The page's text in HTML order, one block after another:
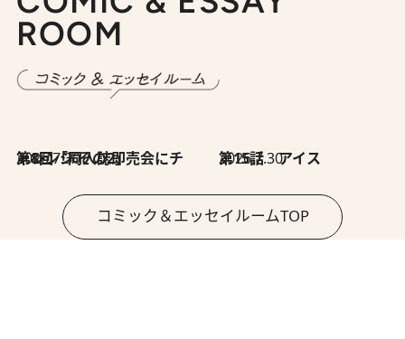
ROOM
2026.7.30
第8回「同人誌即売会にチャレンジ その2」 2026.7.30
第15話 アイス
コミック＆エッセイルームTOP